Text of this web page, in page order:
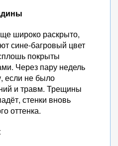
широко раскрыто,
сине-багровый цвет
покрыты
Через пару недель
если не было
и травм. Трещины
стенки вновь
оттенка.